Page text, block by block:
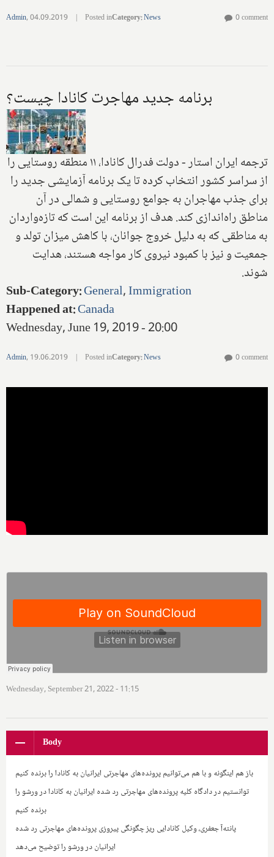
Admin,04.09.2019 | Posted inCategory:News 0 comment
برنامه جدید مهاجرت کانادا چیست؟
ترجمه ایران استار - دولت فدرال کانادا، ۱۱ منطقه روستایی را
از سراسر کشور انتخاب کرده تا یک برنامه آزمایشی جدید را
برای جذب مهاجران به جوامع روستایی و شمالی در آن
مناطق راه‌اندازی کند.هدف از برنامه این است که تازه‌واردان
به مناطقی که به دلیل خروج جوانان، با کاهش میزان تولد و
جمعیت و نیز با کمبود نیروی کار مواجه هستند، هدایت
شوند.
Sub-Category:General,Immigration
Happened at:Canada
Wednesday, June 19, 2019 - 20:00
Admin, 19.06.2019 | Posted inCategory:News 0 comment
Wednesday, September 21, 2022 - 11:15
Body
باز هم اینگونه و با هم می‌توانیم پرونده‌های مهاجرتی ایرانیان به کانادا را برنده کنیم
توانستیم در دادگاه کلیه پرونده‌های مهاجرتی رد شده ایرانیان به کانادا در ورشو را
برنده کنیم
پانته‌آ جعفری، وکیل کانادایی ریز چگونگی پیروزی پرونده‌های مهاجرتی رد شده
ایرانیان در ورشو را توضیح می‌دهد